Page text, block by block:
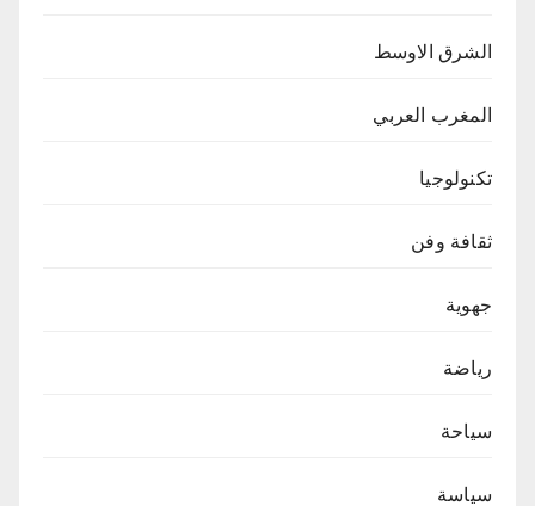
الشرق الاوسط
المغرب العربي
تكنولوجيا
ثقافة وفن
جهوية
رياضة
سياحة
سياسة